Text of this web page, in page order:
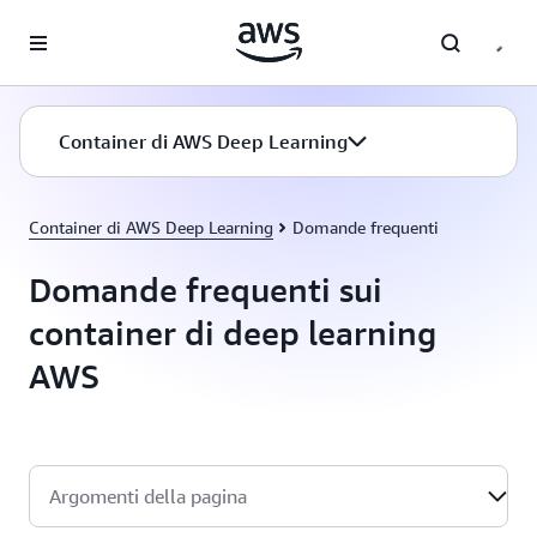
Container di AWS Deep Learning
Container di AWS Deep Learning Domande frequenti
Domande frequenti sui
container di deep learning
AWS
Argomenti della pagina